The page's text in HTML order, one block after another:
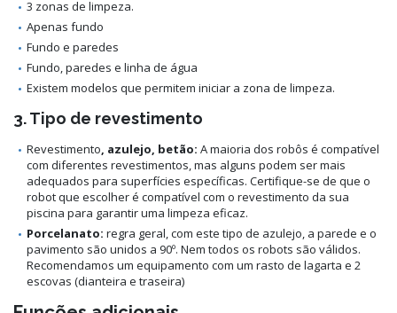
3 zonas de limpeza.
Apenas fundo
Fundo e paredes
Fundo, paredes e linha de água
Existem modelos que permitem iniciar a zona de limpeza.
3. Tipo de revestimento
Revestimento, azulejo, betão: A maioria dos robôs é compatível
com diferentes revestimentos, mas alguns podem ser mais
adequados para superfícies específicas. Certifique-se de que o
robot que escolher é compatível com o revestimento da sua
piscina para garantir uma limpeza eficaz.
Porcelanato: regra geral, com este tipo de azulejo, a parede e o
pavimento são unidos a 90º. Nem todos os robots são válidos.
Recomendamos um equipamento com um rasto de lagarta e 2
escovas (dianteira e traseira)